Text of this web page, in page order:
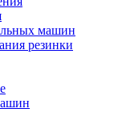
машин
резинки